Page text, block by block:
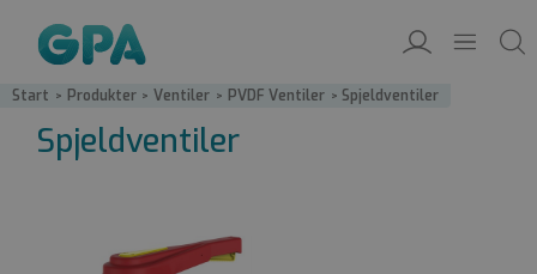
Start / Produkter / Ventiler / PVDF Ventiler / Spjeldventiler
Spjeldventiler